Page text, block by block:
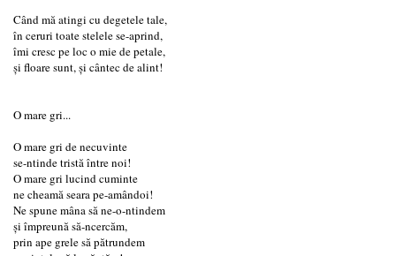
Când mă atingi cu degetele tale,
în ceruri toate stelele se-aprind,
îmi cresc pe loc o mie de petale,
și floare sunt, și cântec de alint!
O mare gri...
O mare gri de necuvinte
se-ntinde tristă între noi!
O mare gri lucind cuminte
ne cheamă seara pe-amândoi!
Ne spune mâna să ne-o-ntindem
și împreună să-ncercăm,
prin ape grele să pătrundem